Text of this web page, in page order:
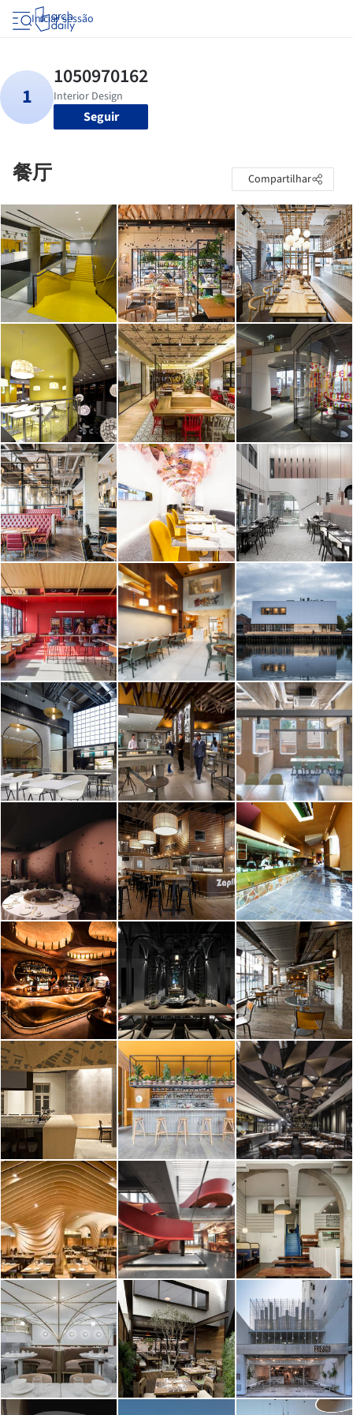
Iniciar sessão
Seguir
餐厅 Compartilhar